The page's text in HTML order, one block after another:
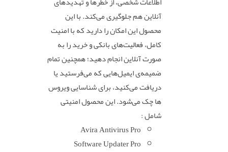
آنلاین هم جلوگیری می‌کند. با این
محصول این امکان را دارید که با امنیت
کامل، فعالیت‌های بانکی و خرید را به
صورت آنلاین انجام دهید؛ همچنین تمام
ضمیمه‌ی ایمیل‌هایی که می‌فرستید یا
دریافت می‌کنید، برای شناسایی ویروس
ها چک می‌شود. این محصول امنیتی
شامل :
Avira Antivirus Pro
Software Updater Pro